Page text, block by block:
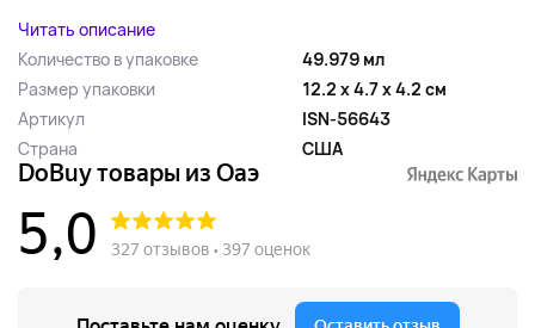
Читать описание
Количество в упаковке
49.979 мл
Размер упаковки
12.2 x 4.7 x 4.2 см
Артикул
ISN-56643
Страна
США